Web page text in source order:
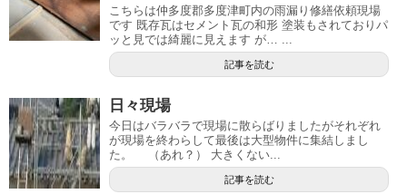
こちらは仲多度郡多度津町内の雨漏り修繕依頼現場
です 既存瓦はセメント瓦の和形 塗装もされておりパ
ッと見では綺麗に見えます が… ...
記事を読む
日々現場
今日はバラバラで現場に散らばりましたがそれぞれ
が現場を終わらして最後は大型物件に集結しまし
た。 （あれ？） 大きくない...
記事を読む